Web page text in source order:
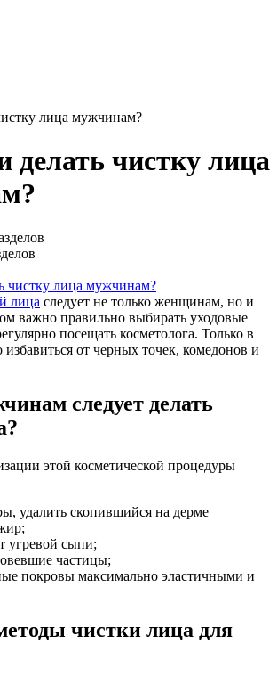
лица мужчинам?
делать чистку лица
лица следует не только женщинам, но и
важно правильно выбирать уходовые
посещать косметолога. Только в
от черных точек, комедонов и
следует делать
этой косметической процедуры
удалить скопившийся на дерме
угревой сыпи;
частицы;
покровы максимально эластичными и
чистки лица для